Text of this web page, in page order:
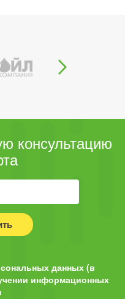
консультацию
данных (в
информационных